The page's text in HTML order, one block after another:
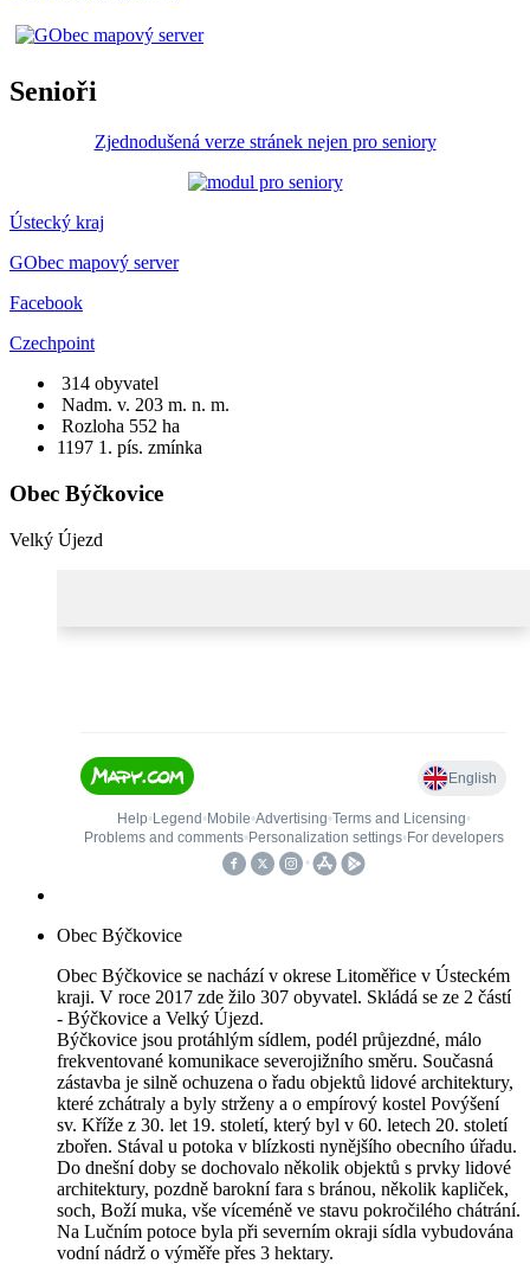
Senioři
Zjednodušená verze stránek nejen pro seniory
Ústecký kraj
GObec mapový server
Facebook
Czechpoint
314 obyvatel
Nadm. v. 203 m. n. m.
Rozloha 552 ha
1197 1. pís. zmínka
Obec Býčkovice
Velký Újezd
Obec Býčkovice
Obec Býčkovice se nachází v okrese Litoměřice v Ústeckém
kraji. V roce 2017 zde žilo 307 obyvatel. Skládá se ze 2 částí
- Býčkovice a Velký Újezd.
Býčkovice jsou protáhlým sídlem, podél průjezdné, málo
frekventované komunikace severojižního směru. Současná
zástavba je silně ochuzena o řadu objektů lidové architektury,
které zchátraly a byly strženy a o empírový kostel Povýšení
sv. Kříže z 30. let 19. století, který byl v 60. letech 20. století
zbořen. Stával u potoka v blízkosti nynějšího obecního úřadu.
Do dnešní doby se dochovalo několik objektů s prvky lidové
architektury, pozdně barokní fara s bránou, několik kapliček,
soch, Boží muka, vše víceméně ve stavu pokročilého chátrání.
Na Lučním potoce byla při severním okraji sídla vybudována
vodní nádrž o výměře přes 3 hektary.